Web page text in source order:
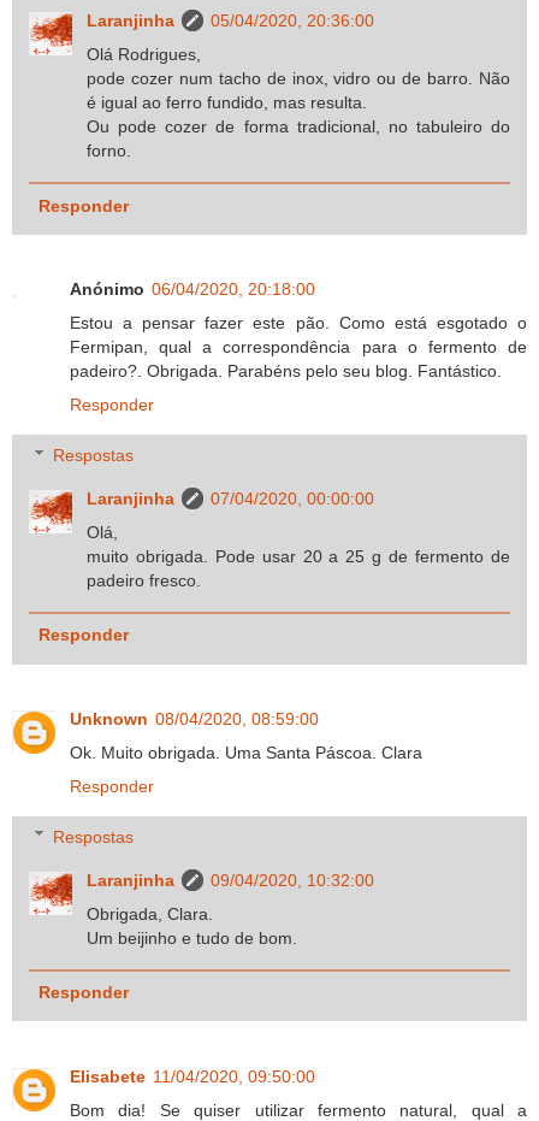
Laranjinha
05/04/2020, 20:36:00
Olá Rodrigues,
pode cozer num tacho de inox, vidro ou de barro. Não
é igual ao ferro fundido, mas resulta.
Ou pode cozer de forma tradicional, no tabuleiro do
forno.
Responder
Anónimo 06/04/2020, 20:18:00
Estou a pensar fazer este pão. Como está esgotado o
Fermipan, qual a correspondência para o fermento de
padeiro?. Obrigada. Parabéns pelo seu blog. Fantástico.
Responder
Respostas
Laranjinha
07/04/2020, 00:00:00
Olá,
muito obrigada. Pode usar 20 a 25 g de fermento de
padeiro fresco.
Responder
Unknown 08/04/2020, 08:59:00
Ok. Muito obrigada. Uma Santa Páscoa. Clara
Responder
Respostas
Laranjinha
09/04/2020, 10:32:00
Obrigada, Clara.
Um beijinho e tudo de bom.
Responder
Elisabete 11/04/2020, 09:50:00
Bom dia! Se quiser utilizar fermento natural, qual a